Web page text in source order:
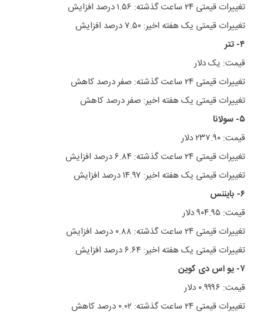
تغییرات قیمتی ۲۴ ساعت گذشته: ۱.۵۶ درصد افزایش
تغییرات قیمتی یک هفته اخیر: ۷.۵۰ درصد افزایش
۴- تتر
قیمت: یک دلار
تغییرات قیمتی ۲۴ ساعت گذشته: صفر درصد کاهش
تغییرات قیمتی یک هفته اخیر: صفر درصد کاهش
۵- سولانا
قیمت: ۲۳۷.۹۰ دلار
تغییرات قیمتی ۲۴ ساعت گذشته: ۶.۸۴ درصد افزایش
تغییرات قیمتی یک هفته اخیر: ۱۴.۹۷ درصد افزایش
۶- بایننس
قیمت: ۹۰۴.۹۵ دلار
تغییرات قیمتی ۲۴ ساعت گذشته: ۰.۸۸ درصد افزایش
تغییرات قیمتی یک هفته اخیر: ۶.۶۴ درصد افزایش
۷- یو اس دی کوین
قیمت: ۰.۹۹۹۶ دلار
تغییرات قیمتی ۲۴ ساعت گذشته: ۰.۰۲ درصد کاهش